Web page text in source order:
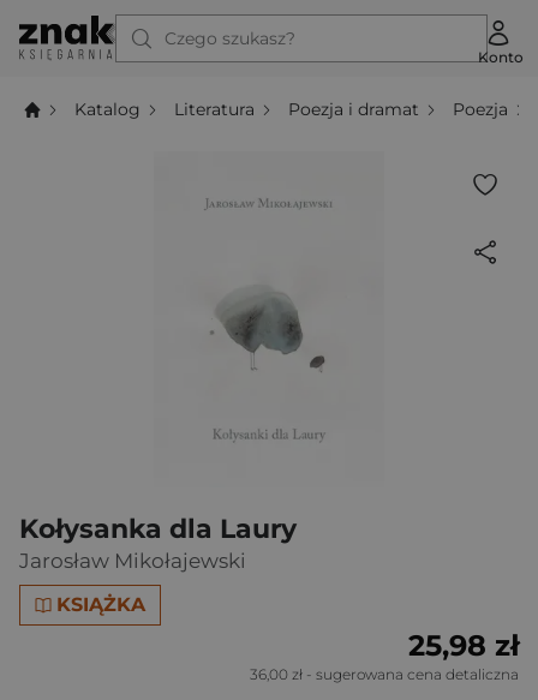
Czego szukasz?
Konto
Katalog Literatura Poezja i dramat Poezja
Kołysanka dla Laury
Jarosław Mikołajewski
KSIĄŻKA
25,98 zł
36,00 zł - sugerowana cena detaliczna